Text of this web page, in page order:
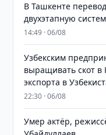
В Ташкенте
двухэтапную
14:49 · 06/08
Узбекским
выращивать скот в
экспорта в
22:30 · 06/08
Умер актёр,